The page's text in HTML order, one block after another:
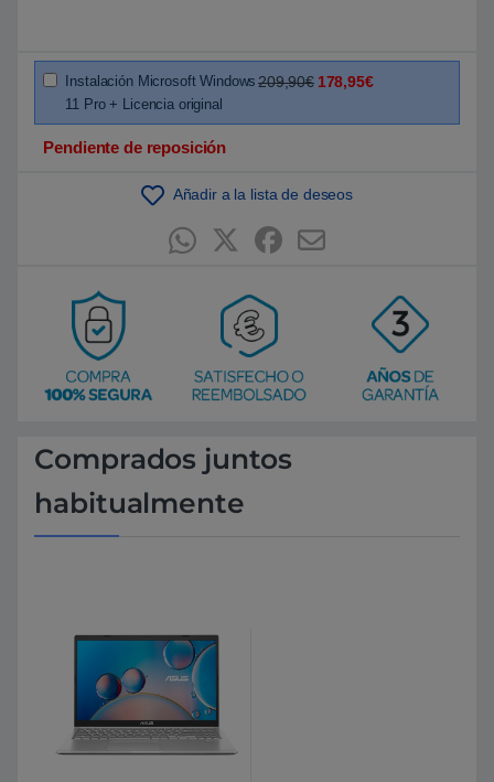
c
i
d
e
c
Instalación Microsoft Windows
11 Pro + Licencia original
209,90€ 178,95€
Pendiente de reposición
Añadir a la lista de deseos
Comprados juntos
habitualmente